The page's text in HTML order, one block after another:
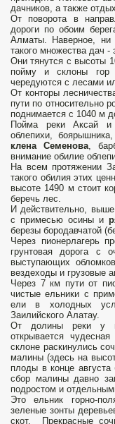
дачников, а также
От поворота в
дороги по обоим
Алматы. Наверное, ни
такого множества дач -
Они тянутся с высоты
пойму и склоны
чередуются с лесами
От конторы
пути по относительно
поднимается с 1040 м
Пойма реки Аксай и
облепихи,
клена Семенова,
внимание обилие
На всем протяжении
такого обилия этих
высоте 1490 м стоит
беречь лес.
И действительно,
с примесью осины и
березы бородавчатой
Через пионерлагерь
грунтовая дорога с
выступающих
вездеходы и грузовые
Через 7 км пути от
чистые ельники с
ели в холодных
Заилийского Алатау.
От долины реки у
открывается
склоне раскинулись
малины (здесь на
плоды в конце
сбор малины давно
подростом и
Это ельник горно-
зеленые зонты
скот. Прекрасные